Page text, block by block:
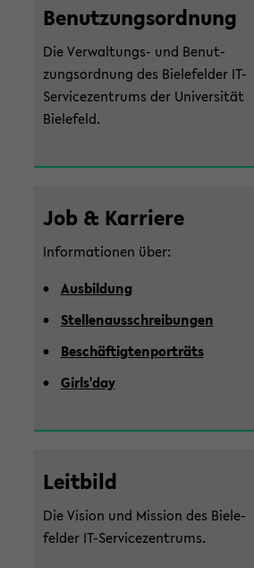
Be­nut­zungs­ord­nung
Die Verwaltungs-​ und Be­nut­
zungs­ord­nung des Bie­le­fel­der IT-​
Servicezentrums der Uni­ver­si­tät
Bie­le­feld.
Job & Kar­rie­re
In­for­ma­tio­nen über:
Aus­bil­dung
Stel­len­aus­schrei­bun­gen
Be­schäf­tig­ten­por­träts
Girls'day
Leit­bild
Die Vi­si­on und Mis­si­on des Bie­le­
fel­der IT-​Servicezentrums.